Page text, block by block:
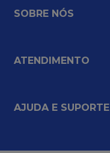
SOBRE NÓS
ATENDIMENTO
AJUDA E SUPORTE